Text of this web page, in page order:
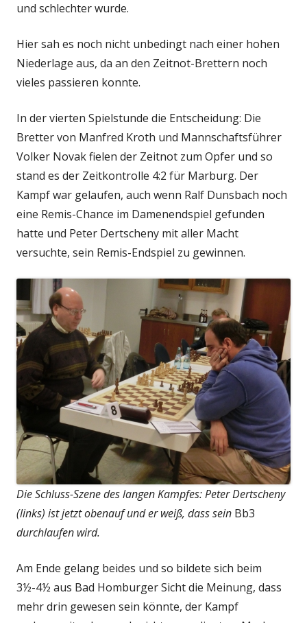
und schlechter wurde.
Hier sah es noch nicht unbedingt nach einer hohen
Niederlage aus, da an den Zeitnot-Brettern noch
vieles passieren konnte.
In der vierten Spielstunde die Entscheidung: Die
Bretter von Manfred Kroth und Mannschaftsführer
Volker Novak fielen der Zeitnot zum Opfer und so
stand es der Zeitkontrolle 4:2 für Marburg. Der
Kampf war gelaufen, auch wenn Ralf Dunsbach noch
eine Remis-Chance im Damenendspiel gefunden
hatte und Peter Dertscheny mit aller Macht
versuchte, sein Remis-Endspiel zu gewinnen.
Die Schluss-Szene des langen Kampfes: Peter Dertscheny
(links) ist jetzt obenauf und er weiß, dass sein Bb3
durchlaufen wird.
Am Ende gelang beides und so bildete sich beim
3½-4½ aus Bad Homburger Sicht die Meinung, dass
mehr drin gewesen sein könnte, der Kampf